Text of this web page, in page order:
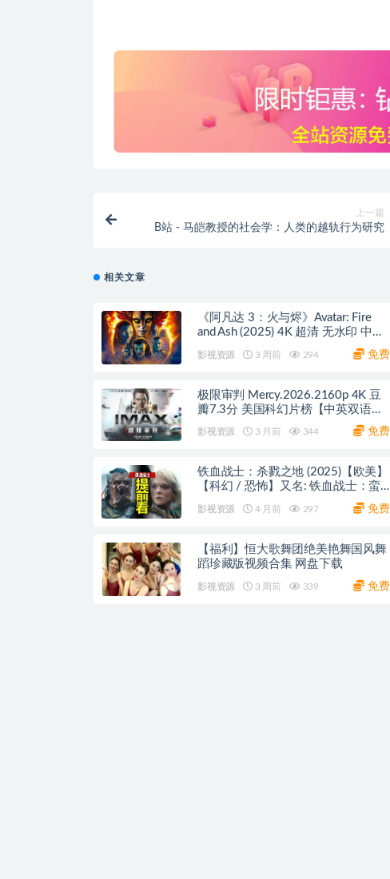
上一篇
B站 - 马皑教授的社会学：人类的越轨行为研究
相关文章
《阿凡达 3：火与烬》Avatar: Fire
and Ash (2025) 4K 超清 无水印 中英
影视资源 3 周前 294 免费
极限审判 Mercy.2026.2160p 4K 豆
瓣7.3分 美国科幻片榜【中英双语】
影视资源 3 月前 344 免费
铁血战士：杀戮之地 (2025)【欧美】
【科幻 / 恐怖】又名: 铁血战士：蛮
影视资源 4 月前 297 免费
【福利】恒大歌舞团绝美艳舞国风舞
蹈珍藏版视频合集 网盘下载
影视资源 3 周前 339 免费